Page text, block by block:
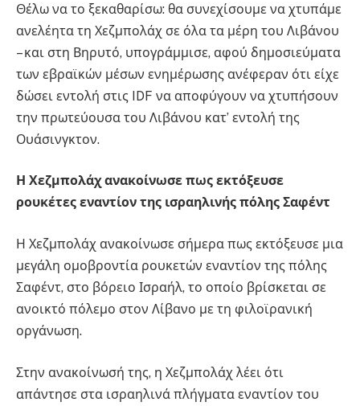
Θέλω να το ξεκαθαρίσω: θα συνεχίσουμε να χτυπάμε
ανελέητα τη Χεζμπολάχ σε όλα τα μέρη του Λιβάνου
– και στη Βηρυτό, υπογράμμισε, αφού δημοσιεύματα
των εβραϊκών μέσων ενημέρωσης ανέφεραν ότι είχε
δώσει εντολή στις IDF να αποφύγουν να χτυπήσουν
την πρωτεύουσα του Λιβάνου κατ’ εντολή της
Ουάσινγκτον.
Η Χεζμπολάχ ανακοίνωσε πως εκτόξευσε
ρουκέτες εναντίον της ισραηλινής πόλης Σαφέντ
Η Χεζμπολάχ ανακοίνωσε σήμερα πως εκτόξευσε μια
μεγάλη ομοβροντία ρουκετών εναντίον της πόλης
Σαφέντ, στο βόρειο Ισραήλ, το οποίο βρίσκεται σε
ανοικτό πόλεμο στον Λίβανο με τη φιλοϊρανική
οργάνωση.
Στην ανακοίνωσή της, η Χεζμπολάχ λέει ότι
απάντησε στα ισραηλινά πλήγματα εναντίον του